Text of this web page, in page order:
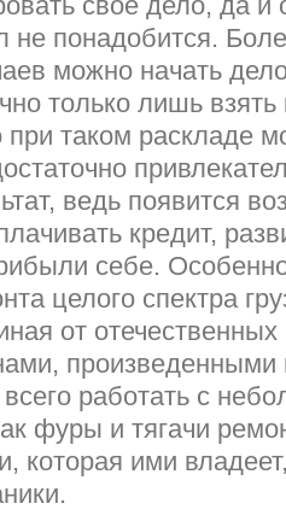
не понадобится.
можно начать
только лишь взять
таком раскладе
ведь появится
кредит,
себе.
целого спектра
от
произведенными
работать с
фуры и тягачи
которая ими